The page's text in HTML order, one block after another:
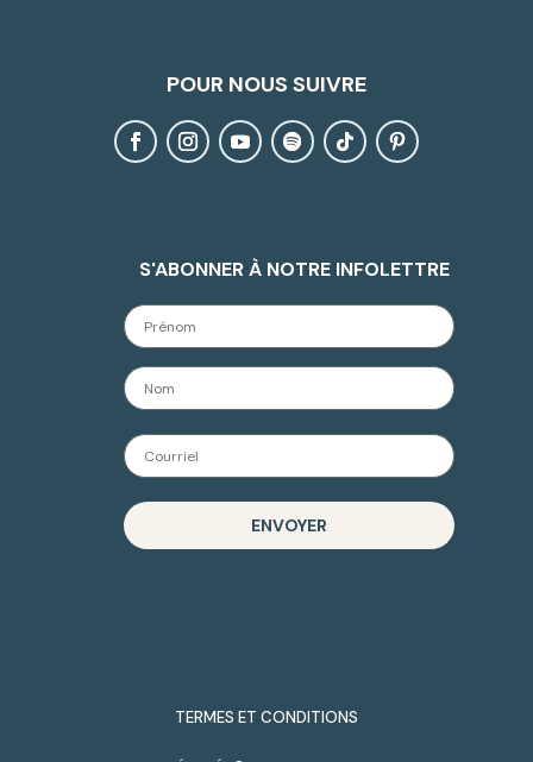
POUR NOUS SUIVRE
S'ABONNER À NOTRE INFOLETTRE
ENVOYER
TERMES ET CONDITIONS